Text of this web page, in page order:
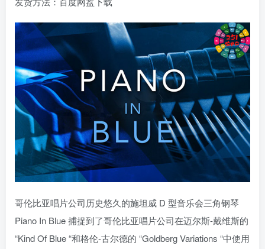
哥伦比亚唱片公司历史悠久的施坦威 D 型音乐会三角钢琴
Piano In Blue 捕捉到了哥伦比亚唱片公司在迈尔斯-戴维斯的
“Kind Of Blue “和格伦-古尔德的 “Goldberg Variations “中使用